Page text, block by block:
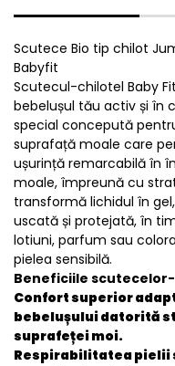
Scutece Bio tip chilot
Babyfit
Scutecul-chilotel Baby
bebelușul tău activ și în
special concepută
suprafață moale care
ușurință remarcabilă în
moale, împreună cu
transformă lichidul în
uscată și protejată, în
lotiuni, parfum sau
pielea sensibilă.
Beneficiile
Confort superior
bebelușului datorită
suprafeței moi.
Respirabilitatea pielii